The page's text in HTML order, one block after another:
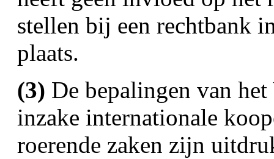
stellen bij een rechtbank
plaats.
(3) De bepalingen van
inzake internationale
roerende zaken zijn